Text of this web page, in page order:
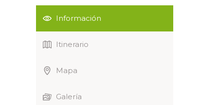
Información
Itinerario
Mapa
Galería